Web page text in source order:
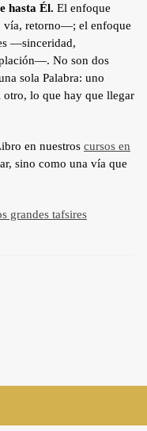
hasta Él. El enfoque
vía, retorno—; el enfoque
—sinceridad,
No son dos
sola Palabra: uno
lo que hay que llegar
en nuestros cursos en
sino como una vía que
grandes tafsires